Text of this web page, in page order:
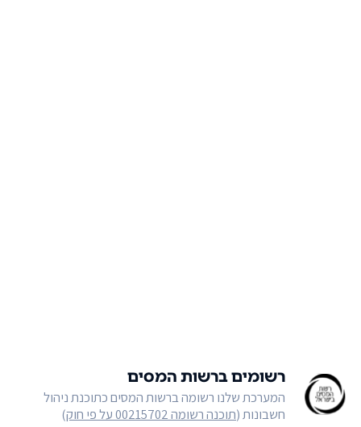
רשומים ברשות המסים
המערכת שלנו רשומה ברשות המסים כתוכנת ניהול
חשבונות (תוכנה רשומה 00215702 על פי חוק )